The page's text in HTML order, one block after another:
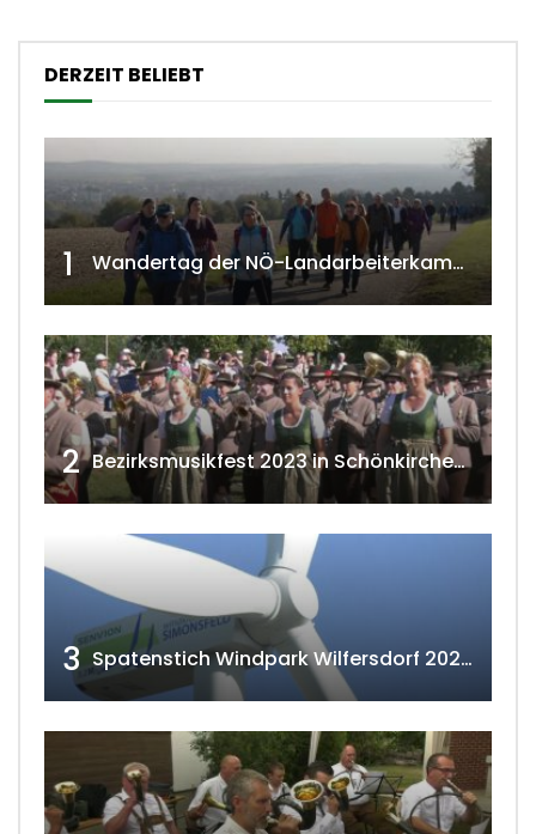
DERZEIT BELIEBT
1 Wandertag der NÖ-Landarbeiterkammer in Hollabrunn 2024
2 Bezirksmusikfest 2023 in Schönkirchen-Reyersdorf
3 Spatenstich Windpark Wilfersdorf 2023 w4tv177